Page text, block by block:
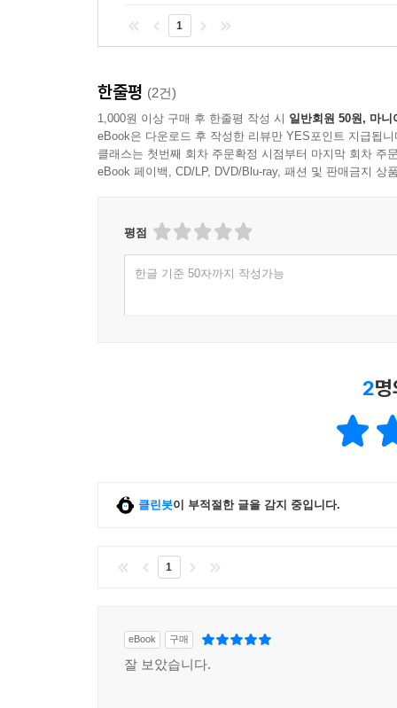
1
한줄평 (2건)
1,000원 이상 구매 후 한줄평 작성 시 일반회원 50원, 마니
eBook은 다운로드 후 작성한 리뷰만 YES포인트 지급됩니
클래스는 첫번째 회차 주문확정 시점부터 마지막 회차 주
eBook 페이백, CD/LP, DVD/Blu-ray, 패션 및 판매금지 상
평점
한글 기준 50자까지 작성가능
2
클린봇이 부적절한 글을 감지 중입니다.
1
eBook 구매
잘 보았습니다.